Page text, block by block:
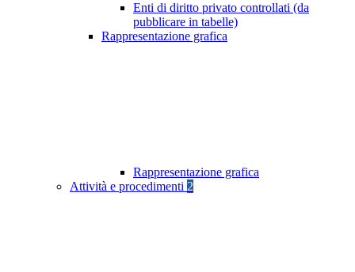
Enti di diritto privato controllati (da
pubblicare in tabelle)
Rappresentazione grafica
Rappresentazione grafica
Attività e procedimenti 2